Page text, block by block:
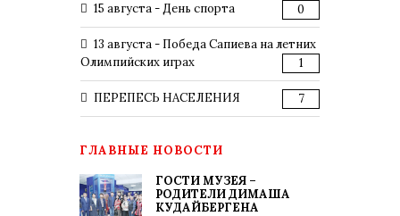
15 августа - День спорта 0
13 августа - Победа Сапиева на летних
Олимпийских играх
1
ПЕРЕПЕСЬ НАСЕЛЕНИЯ 7
ГЛАВНЫЕ НОВОСТИ
ГОСТИ МУЗЕЯ –
РОДИТЕЛИ ДИМАША
КУДАЙБЕРГЕНА